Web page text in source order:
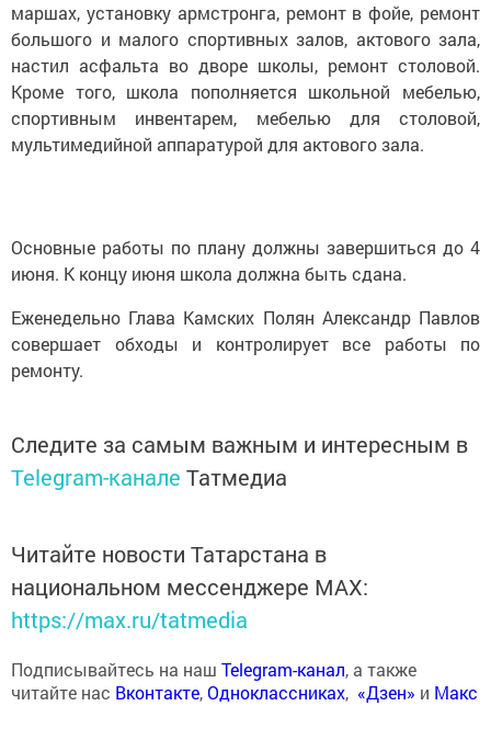
маршах, установку армстронга, ремонт в фойе, ремонт
большого и малого спортивных залов, актового зала,
настил асфальта во дворе школы, ремонт столовой.
Кроме того, школа пополняется школьной мебелью,
спортивным инвентарем, мебелью для столовой,
мультимедийной аппаратурой для актового зала.
Основные работы по плану должны завершиться до 4
июня. К концу июня школа должна быть сдана.
Еженедельно Глава Камских Полян Александр Павлов
совершает обходы и контролирует все работы по
ремонту.
Следите за самым важным и интересным в
Telegram-канале Татмедиа
Читайте новости Татарстана в
национальном мессенджере MАХ:
https://max.ru/tatmedia
Подписывайтесь на наш Telegram-канал, а также
читайте нас Вконтакте,Одноклассниках, «Дзен» и Макс